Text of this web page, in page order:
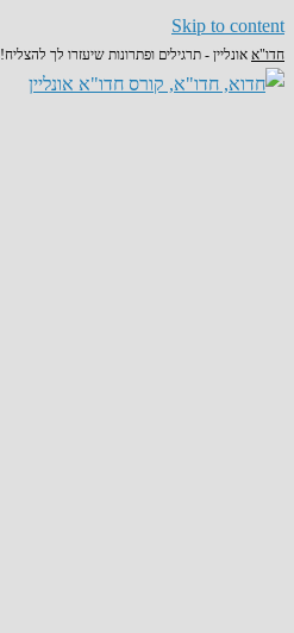
Skip to content
חדו"א אונליין - תרגילים ופתרונות שיעזרו לך להצליח!